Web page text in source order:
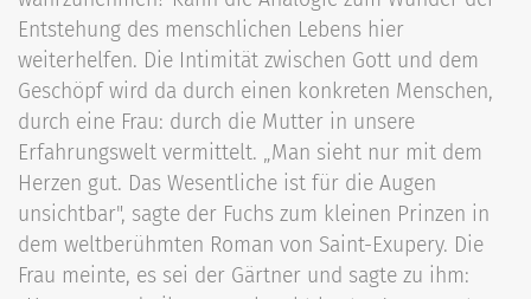
Entstehung des menschlichen Lebens hier
weiterhelfen. Die Intimität zwischen Gott und dem
Geschöpf wird da durch einen konkreten Menschen,
durch eine Frau: durch die Mutter in unsere
Erfahrungswelt vermittelt. „Man sieht nur mit dem
Herzen gut. Das Wesentliche ist für die Augen
unsichtbar", sagte der Fuchs zum kleinen Prinzen in
dem weltberühmten Roman von Saint-Exupery. Die
Frau meinte, es sei der Gärtner und sagte zu ihm: